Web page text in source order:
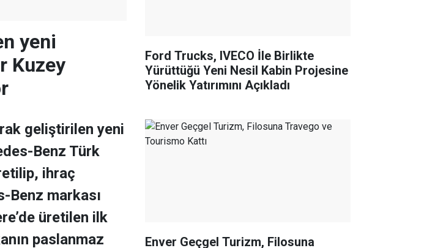
yeni
Kuzey
geliştirilen yeni
Benz Türk
ihraç
Benz markası
üretilen ilk
paslanmaz
Ford Trucks, IVECO İle Birlikte
Yürüttüğü Yeni Nesil Kabin Projesine
Yönelik Yatırımını Açıkladı
Enver Geçgel Turizm, Filosuna